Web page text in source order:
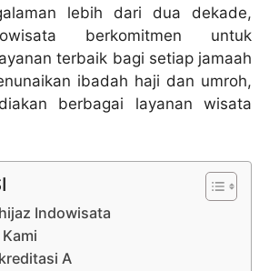
lebih dari dua dekade,
berkomitmen untuk
terbaik bagi setiap jamaah
ibadah haji dan umroh,
berbagai layanan wisata
Indowisata
A